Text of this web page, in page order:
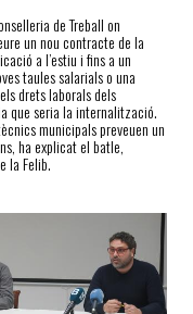
de Treball on
un nou contracte de la
a l’estiu i fins a un
taules salarials o una
drets laborals dels
que seria la internalització.
municipals preveuen un
ha explicat el batle,
la Felib.